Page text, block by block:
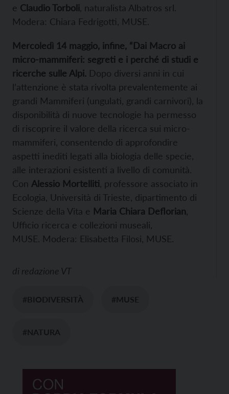
e Claudio Torboli , naturalista Albatros srl.
Modera: Chiara Fedrigotti, MUSE.
Mercoledì 14 maggio, infine, “Dai Macro ai
micro-mammiferi: segreti e i perché di studi e
ricerche sulle Alpi. Dopo diversi anni in cui
l’attenzione è stata rivolta prevalentemente ai
grandi Mammiferi (ungulati, grandi carnivori), la
disponibilità di nuove tecnologie ha permesso
di riscoprire il valore della ricerca sui micro-
mammiferi, consentendo di approfondire
aspetti inediti legati alla biologia delle specie,
alle interazioni esistenti a livello di comunità.
Con Alessio Mortelliti , professore associato in
Ecologia, Università di Trieste, dipartimento di
Scienze della Vita e Maria Chiara Deflorian
Ufficio ricerca e collezioni museali,
MUSE. Modera: Elisabetta Filosi, MUSE.
di redazione VT
#BIODIVERSITÀ #MUSE
#NATURA